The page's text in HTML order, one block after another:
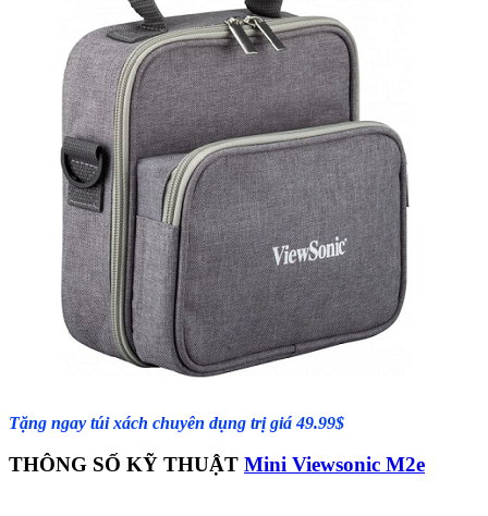
Tặng ngay túi xách chuyên dụng trị giá 49.99$
THÔNG SỐ KỸ THUẬT Mini Viewsonic M2e